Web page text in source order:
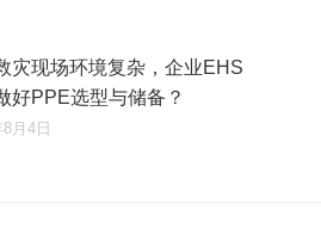
灾现场环境复杂，企业EHS
好PPE选型与储备？
月4日